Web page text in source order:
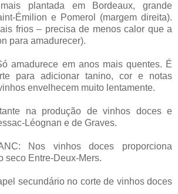
plantada em Bordeaux, grande
Émilion e Pomerol (margem direita).
frios – precisa de menos calor que a
para amadurecer).
amadurece em anos mais quentes. É
para adicionar tanino, cor e notas
envelhecem muito lentamente.
na produção de vinhos doces e
Léognan e de Graves.
Nos vinhos doces proporciona
seco Entre-Deux-Mers.
secundário no corte de vinhos doces